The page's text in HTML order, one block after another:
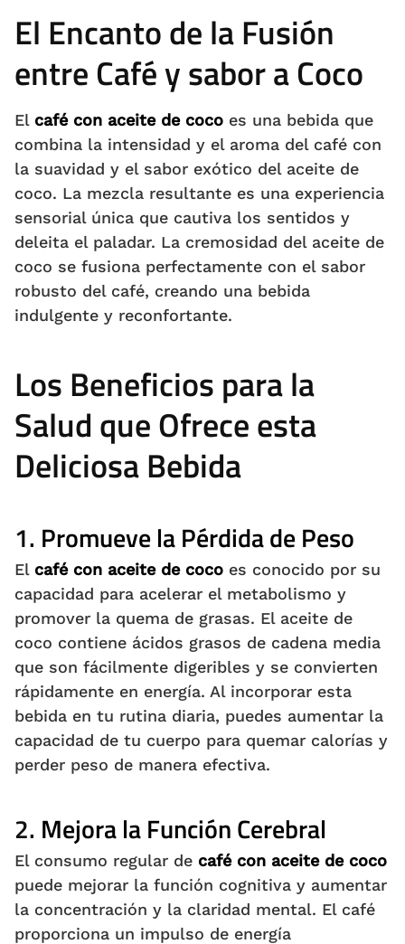
El Encanto de la Fusión
entre Café y sabor a Coco
El café con aceite de coco es una bebida que
combina la intensidad y el aroma del café con
la suavidad y el sabor exótico del aceite de
coco. La mezcla resultante es una experiencia
sensorial única que cautiva los sentidos y
deleita el paladar. La cremosidad del aceite de
coco se fusiona perfectamente con el sabor
robusto del café, creando una bebida
indulgente y reconfortante.
Los Beneficios para la
Salud que Ofrece esta
Deliciosa Bebida
1. Promueve la Pérdida de Peso
El café con aceite de coco es conocido por su
capacidad para acelerar el metabolismo y
promover la quema de grasas. El aceite de
coco contiene ácidos grasos de cadena media
que son fácilmente digeribles y se convierten
rápidamente en energía. Al incorporar esta
bebida en tu rutina diaria, puedes aumentar la
capacidad de tu cuerpo para quemar calorías y
perder peso de manera efectiva.
2. Mejora la Función Cerebral
El consumo regular de café con aceite de coco
puede mejorar la función cognitiva y aumentar
la concentración y la claridad mental. El café
proporciona un impulso de energía